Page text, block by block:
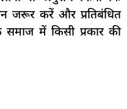
जरूर करें और प्रतिबंधित
समाज में किसी प्रकार की